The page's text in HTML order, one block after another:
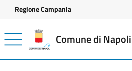
Vai ai contenuti
Vai al footer
Regione Campania
Comune di Napoli